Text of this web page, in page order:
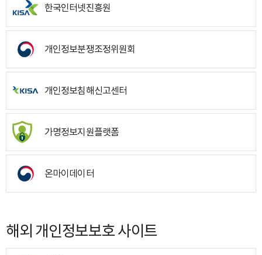
한국인터넷진흥원
개인정보분쟁조정위원회
개인정보침해신고센터
가명정보지원플랫폼
온마이데이터
해외 개인정보보호 사이트